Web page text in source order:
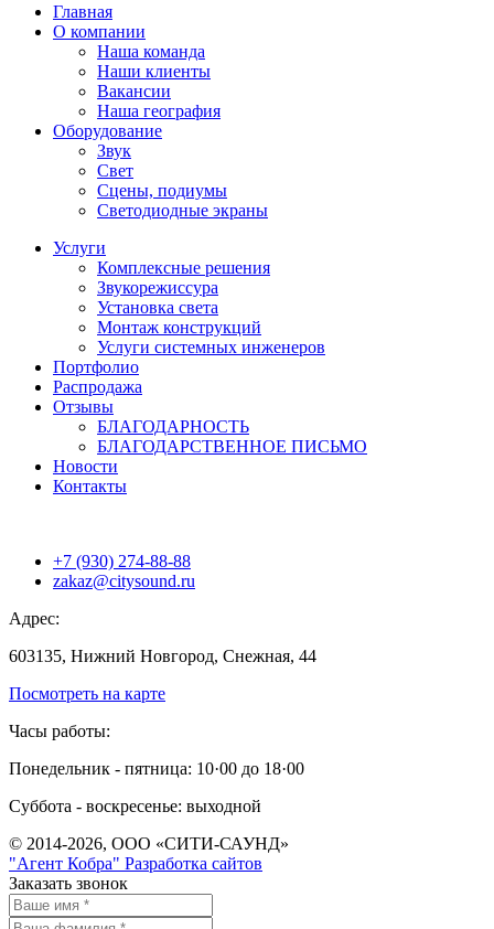
Главная
О компании
Наша команда
Наши клиенты
Вакансии
Наша география
Оборудование
Звук
Свет
Сцены, подиумы
Светодиодные экраны
Услуги
Комплексные решения
Звукорежиссура
Установка света
Монтаж конструкций
Услуги системных инженеров
Портфолио
Распродажа
Отзывы
БЛАГОДАРНОСТЬ
БЛАГОДАРСТВЕННОЕ ПИСЬМО
Новости
Контакты
+7 (930) 274-88-88
zakaz@citysound.ru
Адрес:
603135, Нижний Новгород, Снежная, 44
Посмотреть на карте
Часы работы:
Понедельник - пятница: 10·00 до 18·00
Суббота - воскресенье: выходной
© 2014-2026, ООО «СИТИ-САУНД»
"Агент Кобра" Разработка сайтов
Заказать звонок